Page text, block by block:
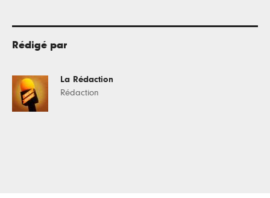
Rédigé par
La Rédaction
Rédaction